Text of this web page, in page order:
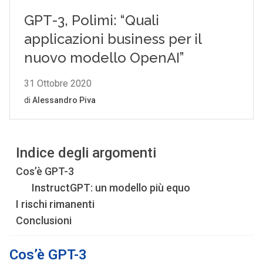
Indice degli argomenti
Cos’è GPT-3
InstructGPT: un modello più equo
I rischi rimanenti
Conclusioni
Cos’è GPT-3